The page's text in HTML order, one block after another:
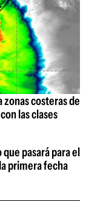
costeras de
las clases
pasará para el
primera fecha